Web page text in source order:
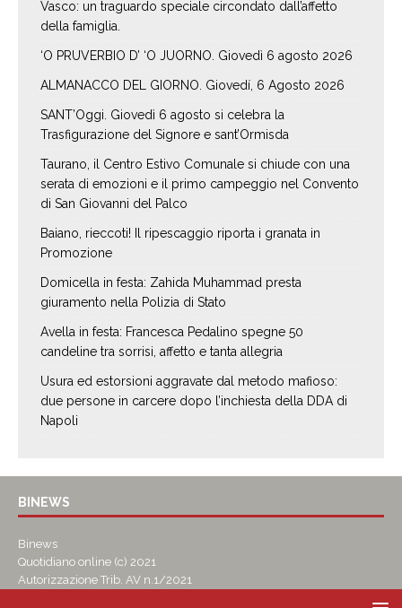
Vasco: un traguardo speciale circondato dall’affetto
della famiglia.
‘O PRUVERBIO D’ ‘O JUORNO. Giovedì 6 agosto 2026
ALMANACCO DEL GIORNO. Giovedí, 6 Agosto 2026
SANT’Oggi. Giovedì 6 agosto si celebra la
Trasfigurazione del Signore e sant’Ormisda
Taurano, il Centro Estivo Comunale si chiude con una
serata di emozioni e il primo campeggio nel Convento
di San Giovanni del Palco
Baiano, rieccoti! Il ripescaggio riporta i granata in
Promozione
Domicella in festa: Zahida Muhammad presta
giuramento nella Polizia di Stato
Avella in festa: Francesca Pedalino spegne 50
candeline tra sorrisi, affetto e tanta allegria
Usura ed estorsioni aggravate dal metodo mafioso:
due persone in carcere dopo l’inchiesta della DDA di
Napoli
BINEWS
Binews
Quotidiano online (c) 2021
Autorizzazione Trib. AV n.1/2021